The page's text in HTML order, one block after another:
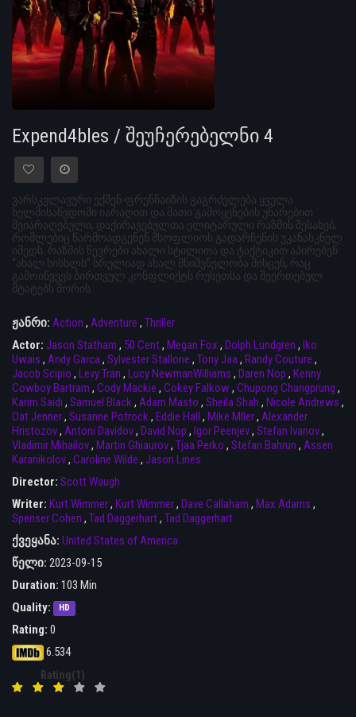
Expend4bles / შეუჩერებელნი 4
ვარსკვლავური ექშენ-ფრენჩაიზის გაგრძელება ყველა
ხელმისაწვდომი იარაღით და მათი გამოყენების უნარებით
შეიარაღებული, დაქირავებულთა ელიტარული რაზმის შესახებ,
რომლებიც წარმოადგენენ მსოფლიოს გადარჩენის უკანასკნელ
იმედს. რაზმის წევრები ახალი სტილითა და ტაქტიკით აპირებენ
“ახალ სისხლს” სრულიად ახალ მნიშვნელობა მისცენ, რაც
გამოიწვევს ბირთვულ კონფლიქტს რუსეთსა და შეერთებულ
შტატებს შორის.
ჟანრი: Action , Adventure , Thriller
Actor: Jason Statham , 50 Cent, Megan Fox , Dolph Lundgren , Iko
Uwais , Andy Garca, Sylvester Stallone , Tony Jaa, Randy Couture ,
Jacob Scipio , Levy Tran , Lucy NewmanWilliams , Daren Nop , Kenny
Cowboy Bartram , Cody Mackie , Cokey Falkow , Chupong Changprung ,
Karim Saidi , Samuel Black , Adam Masto , Sheila Shah , Nicole Andrews ,
Oat Jenner, Susanne Potrock , Eddie Hall , Mike Mller, Alexander
Hristozov, Antoni Davidov, David Nop , Igor Peenjev, Stefan Ivanov,
Vladimir Mihailov, Martin Ghiaurov, Tjaa Perko , Stefan Bahrun , Assen
Karanikolov, Caroline Wilde , Jason Lines
Director: Scott Waugh
Writer: Kurt Wimmer, Kurt Wimmer, Dave Callaham , Max Adams ,
Spenser Cohen , Tad Daggerhart, Tad Daggerhart
ქვეყანა: United States of America
წელი: 2023-09-15
Duration: 103 Min
Quality:
HD
Rating: 0
6.534
Rating(1)